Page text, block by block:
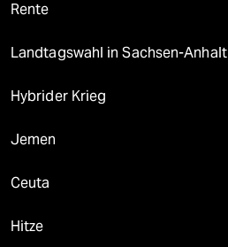
Rente
Landtagswahl in Sachsen-Anhalt
Hybrider Krieg
Jemen
Ceuta
Hitze